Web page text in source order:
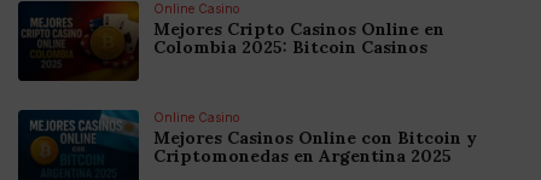
Online Casino
Mejores Cripto Casinos Online en
Colombia 2025: Bitcoin Casinos
Online Casino
Mejores Casinos Online con Bitcoin y
Criptomonedas en Argentina 2025